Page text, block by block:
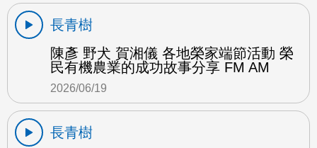
長青樹
陳彥 野犬 賀湘儀 各地榮家端節活動 榮
民有機農業的成功故事分享 FM AM
2026/06/19
長青樹